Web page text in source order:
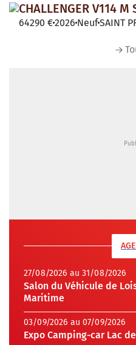
CHALLENGER V114 M
64290 €2026 NeufSAINT
27/08/2026 au 31/08/2026
Salon du Véhicule de
Maritime
03/09/2026 au 07/09/2026
Expo Camping-car Lac